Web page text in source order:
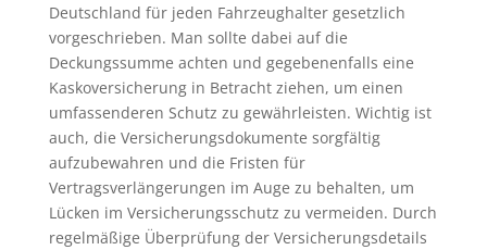
Deutschland für jeden Fahrzeughalter gesetzlich
vorgeschrieben. Man sollte dabei auf die
Deckungssumme achten und gegebenenfalls eine
Kaskoversicherung in Betracht ziehen, um einen
umfassenderen Schutz zu gewährleisten. Wichtig ist
auch, die Versicherungsdokumente sorgfältig
aufzubewahren und die Fristen für
Vertragsverlängerungen im Auge zu behalten, um
Lücken im Versicherungsschutz zu vermeiden. Durch
regelmäßige Überprüfung der Versicherungsdetails